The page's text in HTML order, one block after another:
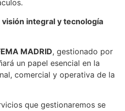
integral y tecnología
MADRID, gestionado por
un papel esencial en la
comercial y operativa de la
que gestionaremos se